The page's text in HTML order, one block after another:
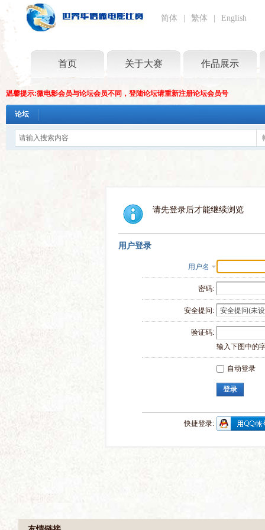
简体 繁体 English
首页 关于大赛 作品展示
温馨提示:微电影会员与论坛会员不同，登陆论坛请重新注册论坛会员号
论坛
请先登录后才能继续浏览
用户登录
用户名
密码:
安全提问:
验证码:
输入下图中的
自动登录
登录
快捷登录: